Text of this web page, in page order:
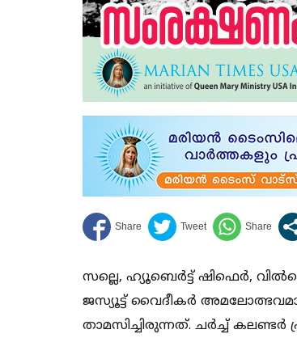
സല്ലെ, ഹ്യൂബെര്‍ട്ട് ഷിഫെര്‍,
ജസ്യൂട്ട് വൈദീകര്‍
താമസിച്ചിരുന്നത്. ചര്‍ച്ച്